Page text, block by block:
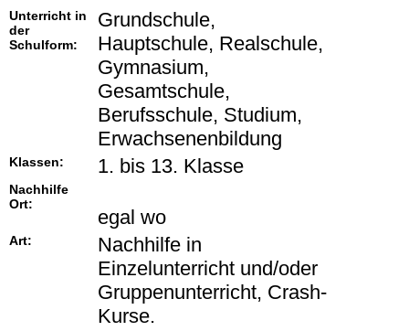
Unterricht in
der
Schulform:
Grundschule,
Hauptschule, Realschule,
Gymnasium,
Gesamtschule,
Berufsschule, Studium,
Erwachsenenbildung
Klassen: 1. bis 13. Klasse
Nachhilfe
Ort:
egal wo
Art:
Nachhilfe in
Einzelunterricht und/oder
Gruppenunterricht, Crash-
Kurse.